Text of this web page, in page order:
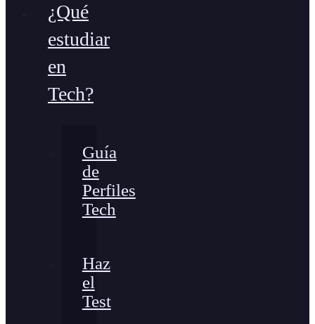
¿Qué
estudiar
en
Tech?
Guía
de
Perfiles
Tech
Haz
el
Test